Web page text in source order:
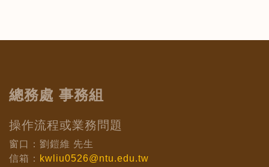
總務處 事務組
操作流程或業務問題
窗口：劉鎧維 先生
信箱： kwliu0526@ntu.edu.tw